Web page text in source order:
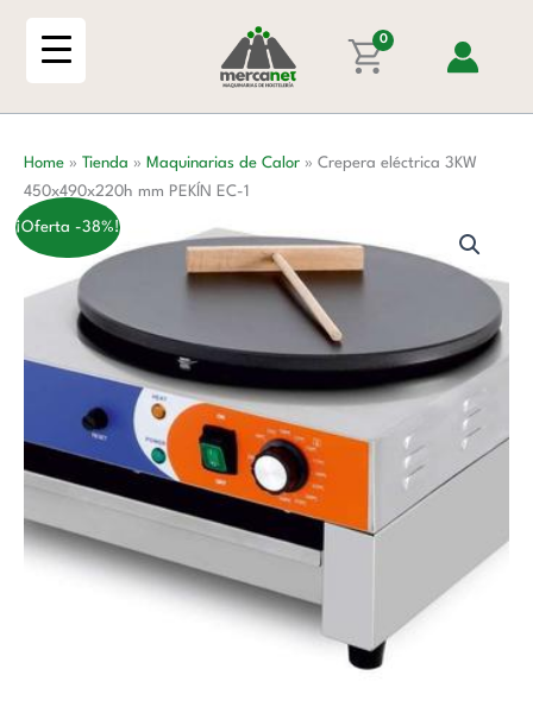
0
Home » Tienda » Maquinarias de Calor » Crepera eléctrica 3KW
450x490x220h mm PEKÍN EC-1
¡Oferta -38%!
mm
PEKÍN
EC-
cantidad